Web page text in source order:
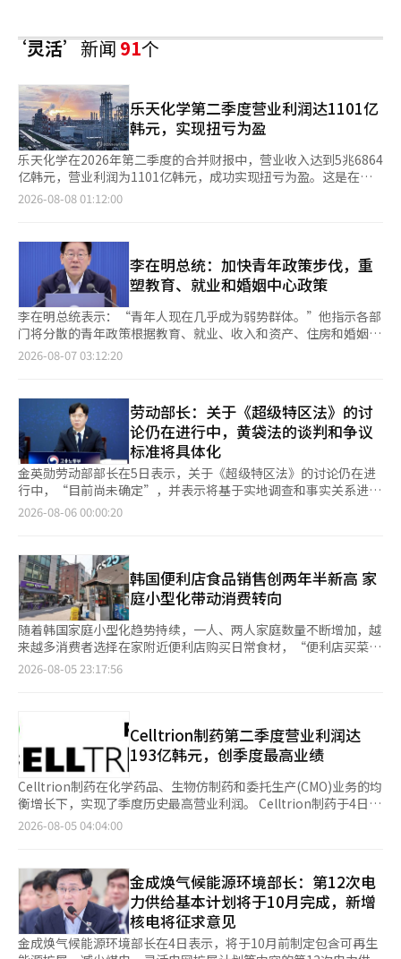
‘灵活’新闻91个
乐天化学第二季度营业利润达1101亿
韩元，实现扭亏为盈
乐天化学在2026年第二季度的合并财报中，营业收入达到5兆6864
亿韩元，营业利润为1101亿韩元，成功实现扭亏为盈。这是在中
东地区地缘政治问题导致全球供应链不确定性持续的情况下，通过
坦、LC美国、乐天大山石化）营业收入为3兆9403亿韩元，营业利
润为23亿韩元。由于定期维护的影响和原料价格波动带来的滞后效
应，盈利能力较上季度有所下降。 高端材料的营业收入为1兆1551
亿韩元，营业利润为1325亿韩元。主要产品的价差扩大和积极的
汇率效应使盈利能力得以改善。 乐天化学计划在第三季度继续优
化基础化学和高端材料业务的生产运营，并增强业务竞争力，以持
续改善盈利能力。 乐天精密化学受主要产品国际价格上涨和汇率
强势等因素影响，营业收入为5863亿韩元，营业利润为619亿韩
料和食品药用材料等高附加值材料业务的投资和技术开发。 乐天
能源材料的营业收入为1942亿韩元，营业亏损为169亿韩元。尽管
销售量有所增加，但由于上季度的积极滞后效应等一次性因素被消
除，盈利能力下降。预计第三季度由于人工智能和电池箔需求的扩
大，销售量将增加。 乐天化学计划通过业务重组实现业务结构创
新和高附加值业务的扩展，进一步增强中长期竞争力。大山工厂在
6月完成分拆程序，预计将在9月成立合并公司，而丽水工厂在7月
获得业务重组计划批准后，正在与相关公司进行整合运营体系的协
力，同时建立能够更灵活应对市场变化的业务结构。此外，基于正
在推进年内竣工和商业运营的律村复合材料工厂，乐天化学还将加
强以功能性材料为中心的特种业务。 市场普遍认为此次扭亏为盈
反映了乐天化学业务重组的成效。高端材料业务稳定盈利，显著弥
补了基础化学部门的疲软。此外，如果大山工厂的分拆和丽水工厂
的业务重组等结构调整工作加速，将为中长期盈利能力的改善奠定
基础。 然而，中国大规模石油化工设备的扩建导致的供应过剩和
全球经济放缓等行业不确定性仍然是亟待解决的课题。 乐天化学
优化，并将继续灵活应对市场变化，构建可持续的增长基础。”※
本报道经人工智能（AI）系统翻译与编辑。
2026-08-08 01:12:00
李在明总统：加快青年政策步伐，重
塑教育、就业和婚姻中心政策
李在明总统表示：“青年人现在几乎成为弱势群体。”他指示各部
门将分散的青年政策根据教育、就业、收入和资产、住房和婚姻等
青年生命周期和实际需求进行重塑。李总统在青瓦台主持第42次首
益，而在需要定制化支持的领域，应更加完善支持体系。他还提议
建立一个在线系统，通过人工智能（AI）主动确认受益者并提前通
知他们，以免青年人逐一寻找政策申请。李总统表示：“政策应根
据青年人的实际需求和生命周期进行细致调整，并最大化支持政策
之间的协同效应。”他指示积极考虑围绕教育、就业、收入、资
产、住房和婚姻等生活核心领域重塑青年政策。他还要求根据政策
性质设计不同的支持方式。李总统指出：“在需要普遍支持的部
分，应降低门槛，让更多青年受益；在需要定制化支持的部分，应
主动通知系统。因为各类青年政策和制度分散在多个部门，只有了
解信息的人才能受益，这一批评需要得到解决。李总统强调：“不
能只是坐着等待申请，而是要主动向受益者介绍政策，尽可能引导
更多人申请。”他表示：“建立人工智能在线系统也是一个不错的
选择。”针对最近青年未来储蓄审查过程中，部分申请者因错误的
加入类型而感到困惑，李总统要求相关部门进行彻底应对。李总统
指出：“要仔细观察情况，确保不出现不当受害者，并在引入新制
度时提供准确的信息。”他强调：“应从需求者和受益者的角度不
示：“工作报告结束了，但真正重要的事情是从现在开始。”他指
出：“与其华丽的设计图或蓝图，更重要的是为改变国民生活而付
出的真诚努力和迅速行动。”他还提到：“政府任期还有1400多
天。”并要求：“请再次系紧鞋带，尽全力实现让国民切实感受到
的国家治理成果。”李总统强调，所有国家治理成果都由主权者国
民来评估。他指出：“即使是出于良好意图开始的政策，如果国民
无法感受到效果，甚至造成伤害，那还不如不做。”他表示：“始
应对国内外的错误报道和虚假、操纵信息。他指示：“对于错误报
道或恶意信息，务必不放过任何细节，由各部门负责纠正。”李总
统强调：“对于为了扭曲和操纵舆论而传播虚假和操纵信息的行
为，必须严肃应对。”他指出：“为了让国民做出正确判断，政府
的信息必须客观和准确。”※ 本报道经人工智能（AI）系统翻译与
2026-08-07 03:12:20
劳动部长：关于《超级特区法》的讨
论仍在进行中，黄袋法的谈判和争议
标准将具体化
金英勋劳动部部长在5日表示，关于《超级特区法》的讨论仍在进
行中，“目前尚未确定”，并表示将基于实地调查和事实关系进行
审查。根据《黄袋法》（修订工会法第2、3条），关于谈判和争议
示：“政府政策尚未确定，因此各部门之间将会有协商。”他还提
到：“我提议进行社会对话，作为主管部长，我会与劳动界进行沟
通。” 此前，劳动部于上月27日向国会气候能源环境劳动委员会
的执政党议员报告了包含劳动法规放宽内容的《超级特区法》推进
方案。报告中提到，如果劳动者同意，将取消收入前3%的管理者
和研发人员的每周52小时工作上限，并用一般津贴替代加班、夜班
和节假日的津贴，提出了所谓的“白领豁免”方案。 此外，还报
告了选择性工作时间制结算期的延长、临时工使用期限的延长、扩
会（民主工会总会）在前一天的声明中表示：“这些条款是反劳动
政策的体现，是尹锡悦政府推动的政策。”并宣称将强烈谴责并阻
止《超级特区法》的推进。 他们同时要求政府就人工智能（AI）转
型和《超级特区法》制定进行社会对话，并要求与总统会面。 金
部长对《超级特区法》应包含劳动时间法规放宽的主张表示：“如
果半导体特别法没有每周52小时的例外，那就像是‘没有馅的包
子’，但即使没有例外，企业依然取得了良好的业绩。”他指
论将变得困难。” 他进一步表示：“在研发过程中，部分灵活运
用工作时间是可以充分讨论的。”并指出：“虽然可以利用最长6
个月的特殊加班，但申请的案例仅有约4件。我了解到SK海力士并
未申请。” 关于扩大派遣允许行业或延长临时工使用期限，他表
示：“这是企业长期以来的要求之一。”并强调：“劳动研究院正
在进行关于临时工法和工作时间制度在现场如何运作的实地调查，
2026-08-06 00:00:20
韩国便利店食品销售创两年半新高 家
庭小型化带动消费转向
随着韩国家庭小型化趋势持续，一人、两人家庭数量不断增加，越
来越多消费者选择在家附近便利店购买日常食材，“便利店买菜
族”持续扩大。在此带动下，韩国便利店即食食品和生鲜食品销售
其中，即食食品（含部分生鲜食品）销售额同比增长10.3%，增速
约为整体销售额的两倍，创2024年1月以来最高水平；饮料等加工
食品销售额也增长7.4%。 相比之下，韩国四大大型超市（易买得
Emart、Homeplus、乐天玛特Lotte Mart和农协Hanaro Mar）
6月销售额同比下降10.5%。业内认为，Homeplus当月未能正常
营业，是大型超市销售下滑的重要原因之一。 业内分析指出，一
人、两人家庭增加是便利店食品消费增长的主要推动力。数据显
36.6%，两人家庭占比也由28.0%升至29.4%。随着家庭规模缩
小，消费者正逐渐从大型超市集中采购，转向在家附近便利店按需
购买，便利店正承担起更多日常采购功能。 从各家企业表现来
看，便利店食品销售普遍保持较快增长。今年上半年，CU食材类
商品销售额同比增长21.7%；GS Retail旗下便利店6月生鲜食品销
售额同比增长46%，方便食品增长23.5%；7-Eleven畜产品、鸡
2026-08-05 23:17:56
Celltrion制药第二季度营业利润达
193亿韩元，创季度最高业绩
Celltrion制药在化学药品、生物仿制药和委托生产(CMO)业务的均
衡增长下，实现了季度历史最高营业利润。 Celltrion制药于4日通
过临时业绩公告表示，2026年第二季度实现销售额1533亿韩元，
12.6%，较去年同期上升0.8个百分点。化学药品的稳定销售、生
物仿制药处方的扩大以及全球需求增加带动了预充注射器(PFS)生
产量的提升，从而改善了业绩。 上半年累计销售额为2854亿韩
元，营业利润为322亿韩元，分别比去年同期增长17.1%和
22.7%。同期净利润为225亿韩元，增长22.4%。 化学业务部门的
2026-08-05 04:04:00
金成焕气候能源环境部长：第12次电
力供给基本计划将于10月完成，新增
核电将征求意见
金成焕气候能源环境部长在4日表示，将于10月前制定包含可再生